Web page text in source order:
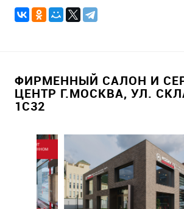
ФИРМЕННЫЙ САЛОН И
ЦЕНТР Г.МОСКВА, УЛ.
1С32